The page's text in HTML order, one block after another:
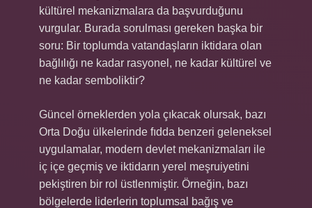
kültürel mekanizmalara da başvurduğunu
vurgular. Burada sorulması gereken başka bir
soru: Bir toplumda vatandaşların iktidara olan
bağlılığı ne kadar rasyonel, ne kadar kültürel ve
ne kadar semboliktir?
Güncel örneklerden yola çıkacak olursak, bazı
Orta Doğu ülkelerinde fıdda benzeri geleneksel
uygulamalar, modern devlet mekanizmaları ile
iç içe geçmiş ve iktidarın yerel meşruiyetini
pekiştiren bir rol üstlenmiştir. Örneğin, bazı
bölgelerde liderlerin toplumsal bağış ve